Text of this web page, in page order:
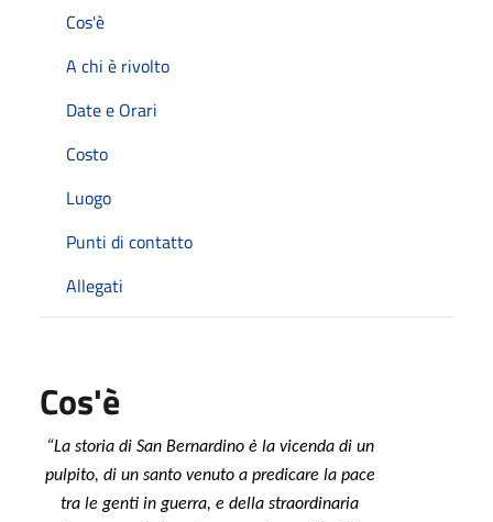
Cos'è
A chi è rivolto
Date e Orari
Costo
Luogo
Punti di contatto
Allegati
Cos'è
“La storia di San Bernardino è la vicenda di un
pulpito, di un santo venuto a predicare la pace
tra le genti in guerra, e della straordinaria